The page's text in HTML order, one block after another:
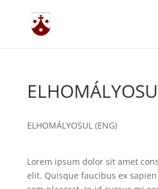
ELHOMÁLYOSUL (ENG)
Lorem ipsum dolor sit amet
elit. Quisque faucibus ex